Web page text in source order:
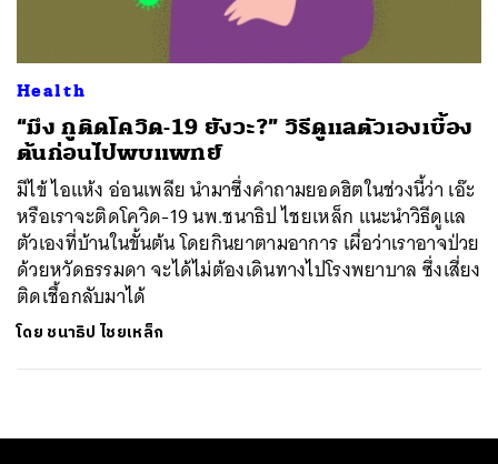
Health
“มึง กูติดโควิด-19 ยังวะ?” วิธีดูแลตัวเองเบื้อง
ต้นก่อนไปพบแพทย์
มีไข้ ไอแห้ง อ่อนเพลีย นำมาซึ่งคำถามยอดฮิตในช่วงนี้ว่า เอ๊ะ
หรือเราจะติดโควิด-19 นพ.ชนาธิป ไชยเหล็ก แนะนำวิธีดูแล
ตัวเองที่บ้านในขั้นต้น โดยกินยาตามอาการ เผื่อว่าเราอาจป่วย
ด้วยหวัดธรรมดา จะได้ไม่ต้องเดินทางไปโรงพยาบาล ซึ่งเสี่ยง
ติดเชื้อกลับมาได้
โดย ชนาธิป ไชยเหล็ก
SHARE TWEET LINE EMAIL